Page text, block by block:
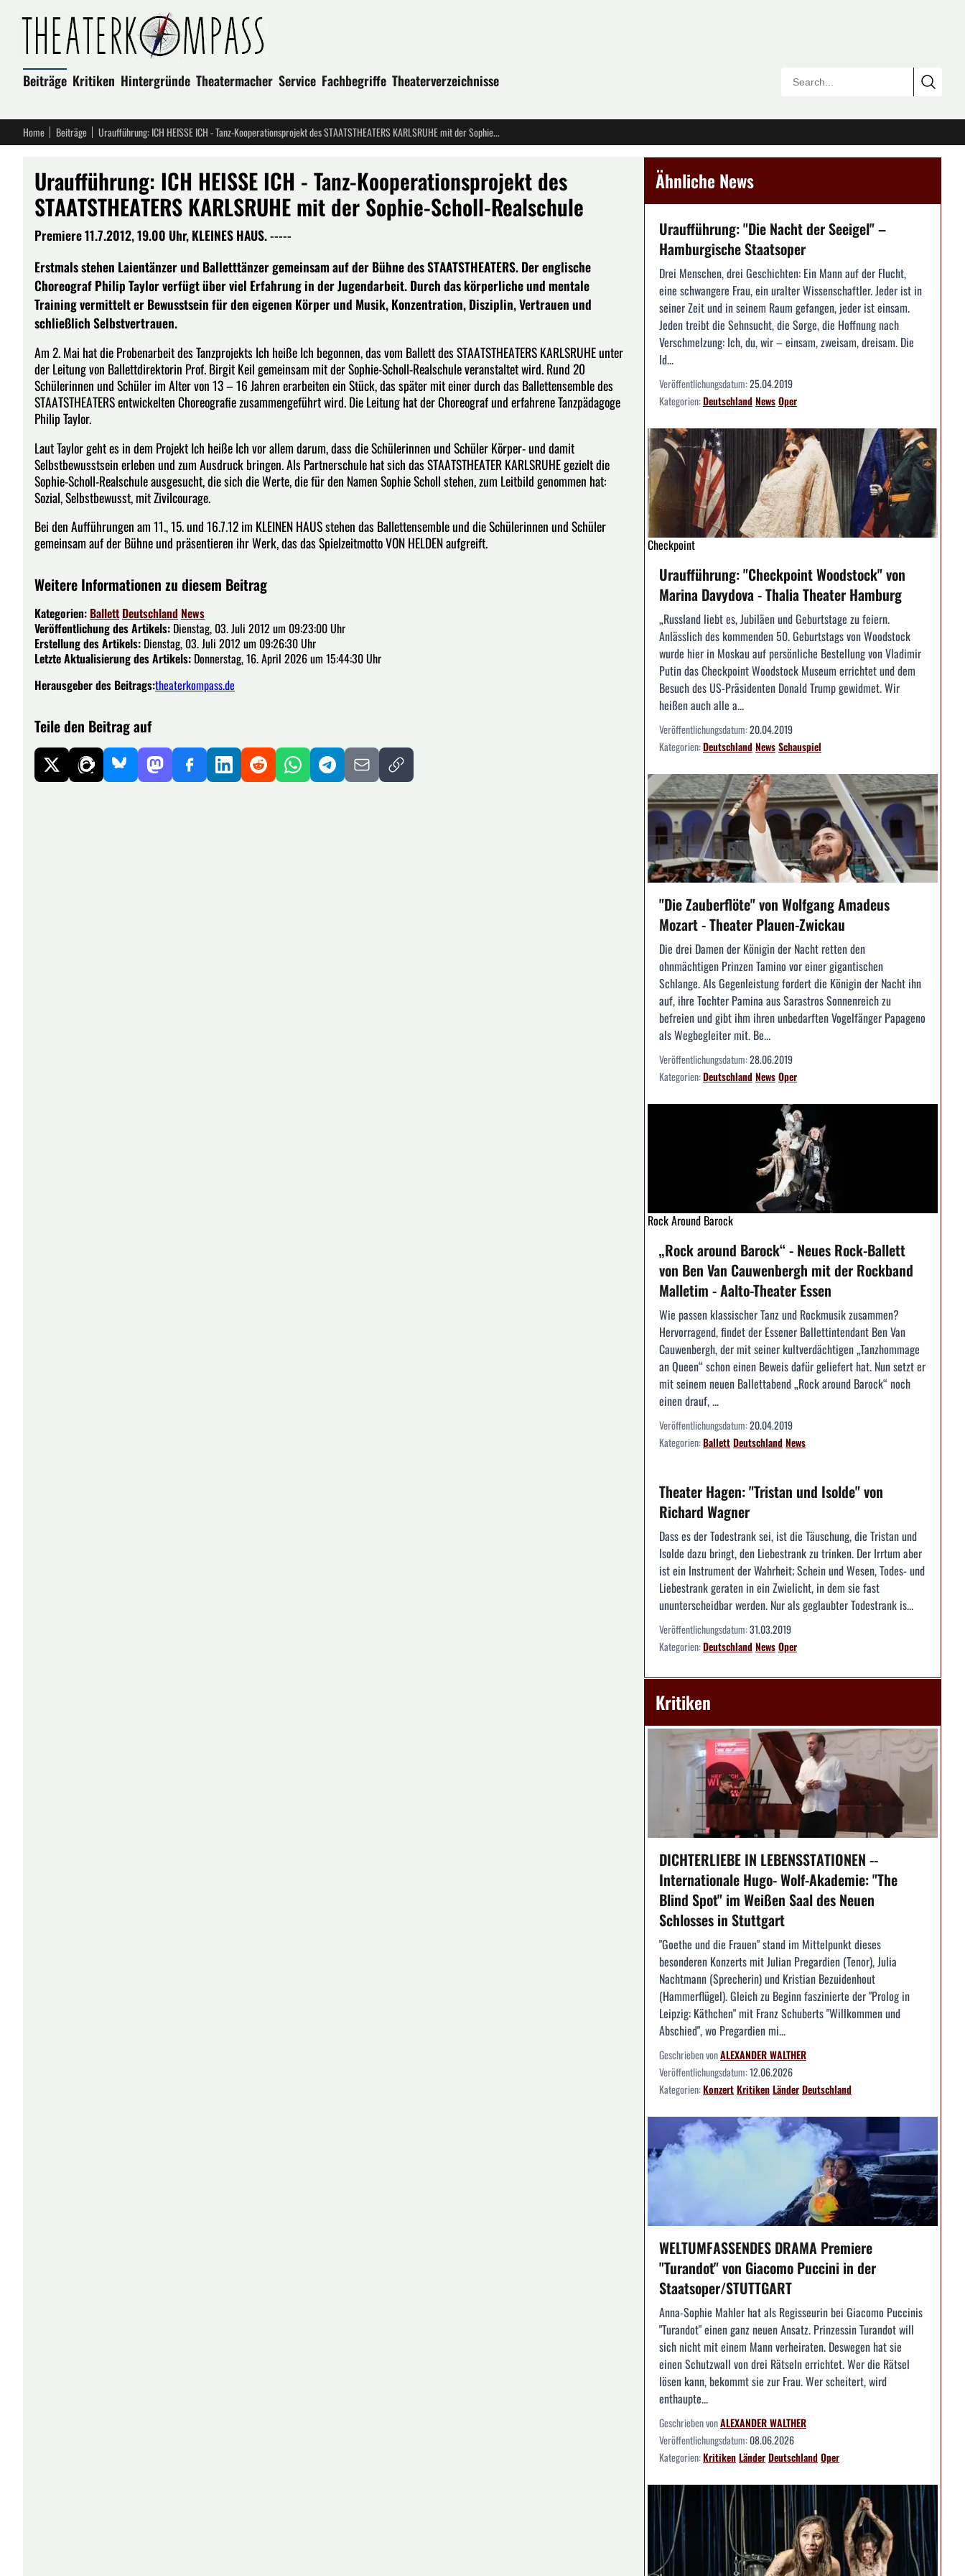
Beiträge Kritiken Hintergründe Theatermacher Service Fachbegriffe Theaterverzeichnisse
Home Beiträge Uraufführung: ICH HEISSE ICH - Tanz-Kooperationsprojekt des STAATSTHEATERS KARLSRUHE mit der Sophie-Scholl-Realschule
Uraufführung: ICH HEISSE ICH - Tanz-Kooperationsprojekt des
STAATSTHEATERS KARLSRUHE mit der Sophie-Scholl-Realschule
Premiere 11.7.2012, 19.00 Uhr, KLEINES HAUS. -----
Erstmals stehen Laientänzer und Balletttänzer gemeinsam auf der Bühne des STAATSTHEATERS. Der englische
Choreograf Philip Taylor verfügt über viel Erfahrung in der Jugendarbeit. Durch das körperliche und mentale
Training vermittelt er Bewusstsein für den eigenen Körper und Musik, Konzentration, Disziplin, Vertrauen und
schließlich Selbstvertrauen.
Am 2. Mai hat die Probenarbeit des Tanzprojekts Ich heiße Ich begonnen, das vom Ballett des STAATSTHEATERS KARLSRUHE unter
der Leitung von Ballettdirektorin Prof. Birgit Keil gemeinsam mit der Sophie-Scholl-Realschule veranstaltet wird. Rund 20
Schülerinnen und Schüler im Alter von 13 – 16 Jahren erarbeiten ein Stück, das später mit einer durch das Ballettensemble des
STAATSTHEATERS entwickelten Choreografie zusammengeführt wird. Die Leitung hat der Choreograf und erfahrene Tanzpädagoge
Philip Taylor.
Laut Taylor geht es in dem Projekt Ich heiße Ich vor allem darum, dass die Schülerinnen und Schüler Körper- und damit
Selbstbewusstsein erleben und zum Ausdruck bringen. Als Partnerschule hat sich das STAATSTHEATER KARLSRUHE gezielt die
Sophie-Scholl-Realschule ausgesucht, die sich die Werte, die für den Namen Sophie Scholl stehen, zum Leitbild genommen hat:
Sozial, Selbstbewusst, mit Zivilcourage.
Bei den Aufführungen am 11., 15. und 16.7.12 im KLEINEN HAUS stehen das Ballettensemble und die Schülerinnen und Schüler
gemeinsam auf der Bühne und präsentieren ihr Werk, das das Spielzeitmotto VON HELDEN aufgreift.
Weitere Informationen zu diesem Beitrag
Kategorien: Ballett Deutschland News
Veröffentlichung des Artikels: Dienstag, 03. Juli 2012 um 09:23:00 Uhr
Erstellung des Artikels: Dienstag, 03. Juli 2012 um 09:26:30 Uhr
Letzte Aktualisierung des Artikels: Donnerstag, 16. April 2026 um 15:44:30 Uhr
Herausgeber des Beitrags:theaterkompass.de
Teile den Beitrag auf
Ähnliche News
Uraufführung: "Die Nacht der Seeigel" –
Hamburgische Staatsoper
Drei Menschen, drei Geschichten: Ein Mann auf der Flucht,
eine schwangere Frau, ein uralter Wissenschaftler. Jeder ist in
seiner Zeit und in seinem Raum gefangen, jeder ist einsam.
Jeden treibt die Sehnsucht, die Sorge, die Hoffnung nach
Verschmelzung: Ich, du, wir – einsam, zweisam, dreisam. Die
Id...
Veröffentlichungsdatum:25.04.2019
Kategorien:DeutschlandNewsOper
Checkpoint
Uraufführung: "Checkpoint Woodstock" von
Marina Davydova - Thalia Theater Hamburg
„Russland liebt es, Jubiläen und Geburtstage zu feiern.
Anlässlich des kommenden 50. Geburtstags von Woodstock
wurde hier in Moskau auf persönliche Bestellung von Vladimir
Putin das Checkpoint Woodstock Museum errichtet und dem
Besuch des US­-Präsidenten Donald Trump gewidmet. Wir
heißen auch alle a...
Veröffentlichungsdatum:20.04.2019
Kategorien:DeutschlandNewsSchauspiel
"Die Zauberflöte" von Wolfgang Amadeus
Mozart - Theater Plauen-Zwickau
Die drei Damen der Königin der Nacht retten den
ohnmächtigen Prinzen Tamino vor einer gigantischen
Schlange. Als Gegenleistung fordert die Königin der Nacht ihn
auf, ihre Tochter Pamina aus Sarastros Sonnenreich zu
befreien und gibt ihm ihren unbedarften Vogelfänger Papageno
als Wegbegleiter mit. Be...
Veröffentlichungsdatum:28.06.2019
Kategorien:DeutschlandNewsOper
Rock Around Barock
„Rock around Barock“ - Neues Rock-Ballett
von Ben Van Cauwenbergh mit der Rockband
Malletim - Aalto-Theater Essen
Wie passen klassischer Tanz und Rockmusik zusammen?
Hervorragend, findet der Essener Ballettintendant Ben Van
Cauwenbergh, der mit seiner kultverdächtigen „Tanzhommage
an Queen“ schon einen Beweis dafür geliefert hat. Nun setzt er
mit seinem neuen Ballettabend „Rock around Barock“ noch
einen drauf, ...
Veröffentlichungsdatum:20.04.2019
Kategorien:BallettDeutschlandNews
Theater Hagen: "Tristan und Isolde" von
Richard Wagner
Dass es der Todestrank sei, ist die Täuschung, die Tristan und
Isolde dazu bringt, den Liebestrank zu trinken. Der Irrtum aber
ist ein Instrument der Wahrheit; Schein und Wesen, Todes- und
Liebestrank geraten in ein Zwielicht, in dem sie fast
ununterscheidbar werden. Nur als geglaubter Todestrank is...
Veröffentlichungsdatum:31.03.2019
Kategorien:DeutschlandNewsOper
Kritiken
DICHTERLIEBE IN LEBENSSTATIONEN --
Internationale Hugo- Wolf-Akademie: "The
Blind Spot" im Weißen Saal des Neuen
Schlosses in Stuttgart
"Goethe und die Frauen" stand im Mittelpunkt dieses
besonderen Konzerts mit Julian Pregardien (Tenor), Julia
Nachtmann (Sprecherin) und Kristian Bezuidenhout
(Hammerflügel). Gleich zu Beginn faszinierte der "Prolog in
Leipzig: Käthchen" mit Franz Schuberts "Willkommen und
Abschied", wo Pregardien mi...
Geschrieben vonALEXANDER WALTHER
Veröffentlichungsdatum:12.06.2026
Kategorien:KonzertKritikenLänderDeutschland
WELTUMFASSENDES DRAMA Premiere
"Turandot" von Giacomo Puccini in der
Staatsoper/STUTTGART
Anna-Sophie Mahler hat als Regisseurin bei Giacomo Puccinis
"Turandot" einen ganz neuen Ansatz. Prinzessin Turandot will
sich nicht mit einem Mann verheiraten. Deswegen hat sie
einen Schutzwall von drei Rätseln errichtet. Wer die Rätsel
lösen kann, bekommt sie zur Frau. Wer scheitert, wird
enthaupte...
Geschrieben vonALEXANDER WALTHER
Veröffentlichungsdatum:08.06.2026
Kategorien:KritikenLänderDeutschlandOper